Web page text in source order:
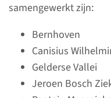
samengewerkt zijn:
Bernhoven
Canisius
Gelderse Vallei
Jeroen Bosch
regio:
voor u?
In het